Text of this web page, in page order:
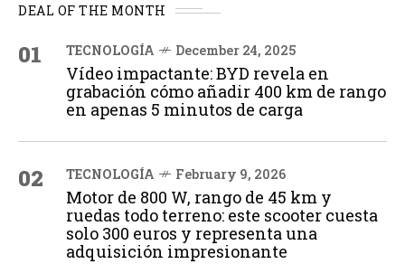
DEAL OF THE MONTH
01 TECNOLOGÍA December 24, 2025
Vídeo impactante: BYD revela en
grabación cómo añadir 400 km de rango
en apenas 5 minutos de carga
02 TECNOLOGÍA February 9, 2026
Motor de 800 W, rango de 45 km y
ruedas todo terreno: este scooter cuesta
solo 300 euros y representa una
adquisición impresionante